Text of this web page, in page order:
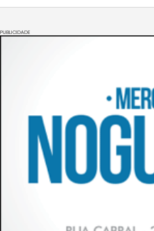
PUBLICIDADE